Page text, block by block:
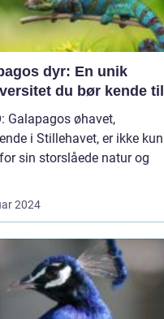
dyr: En unik
du bør kende til
Galapagos øhavet,
i Stillehavet, er ikke kun
sin storslåede natur og
2024